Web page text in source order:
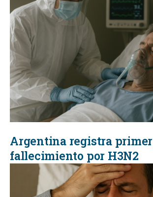
Argentina registra primer
fallecimiento por H3N2